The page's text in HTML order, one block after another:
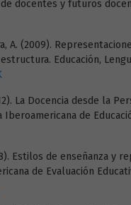
docentes y futuros
A. (2009).
Educación,
La Docencia desde la
de
Estilos de enseñanza y
de Evaluación